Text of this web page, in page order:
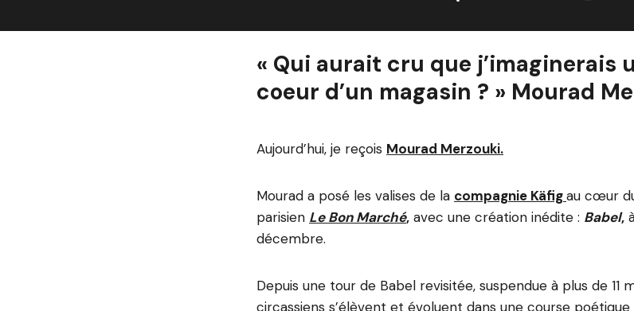
« Qui aurait cru que j’imaginerais
coeur d’un magasin ? » Mourad
Aujourd’hui, je reçois Mourad Merzouki.
Mourad a posé les valises de la compagnie Käfigau cœur
parisien Le Bon Marché, avec une création inédite : Babel,
décembre.
Depuis une tour de Babel revisitée, suspendue à plus de 11
circassiens s’élèvent et évoluent dans une course